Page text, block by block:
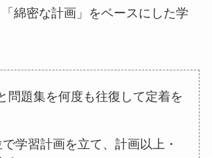
綿密な計画」をベースにした学
問題集を何度も往復して定着を
学習計画を立て、計画以上・